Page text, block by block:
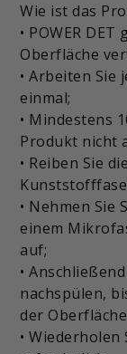
Wie ist das
• POWER
Oberfläche
• Arbeiten Sie
einmal;
• Mindestens
Produkt nicht
• Reiben Sie
• Nehmen Sie
einem
auf;
•
nachspülen,
der
• Wiederholen